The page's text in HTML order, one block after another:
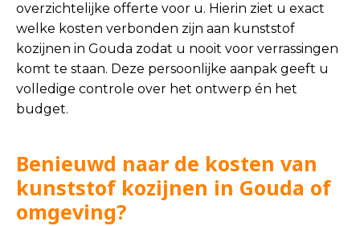
overzichtelijke offerte voor u. Hierin ziet u exact
welke kosten verbonden zijn aan kunststof
kozijnen in Gouda zodat u nooit voor verrassingen
komt te staan. Deze persoonlijke aanpak geeft u
volledige controle over het ontwerp én het
budget.
Benieuwd naar de kosten van
kunststof kozijnen in Gouda of
omgeving?